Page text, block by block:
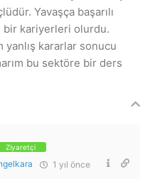
Yavaşça başarılı
bir kariyerleri olurdu.
yanlış kararlar sonucu
bu sektöre bir ders
Ziyaretçi
1 yıl önce